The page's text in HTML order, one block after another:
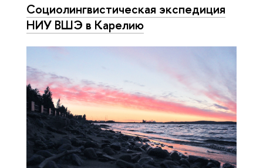
Социолингвистическая экспедиция
НИУ ВШЭ в Карелию